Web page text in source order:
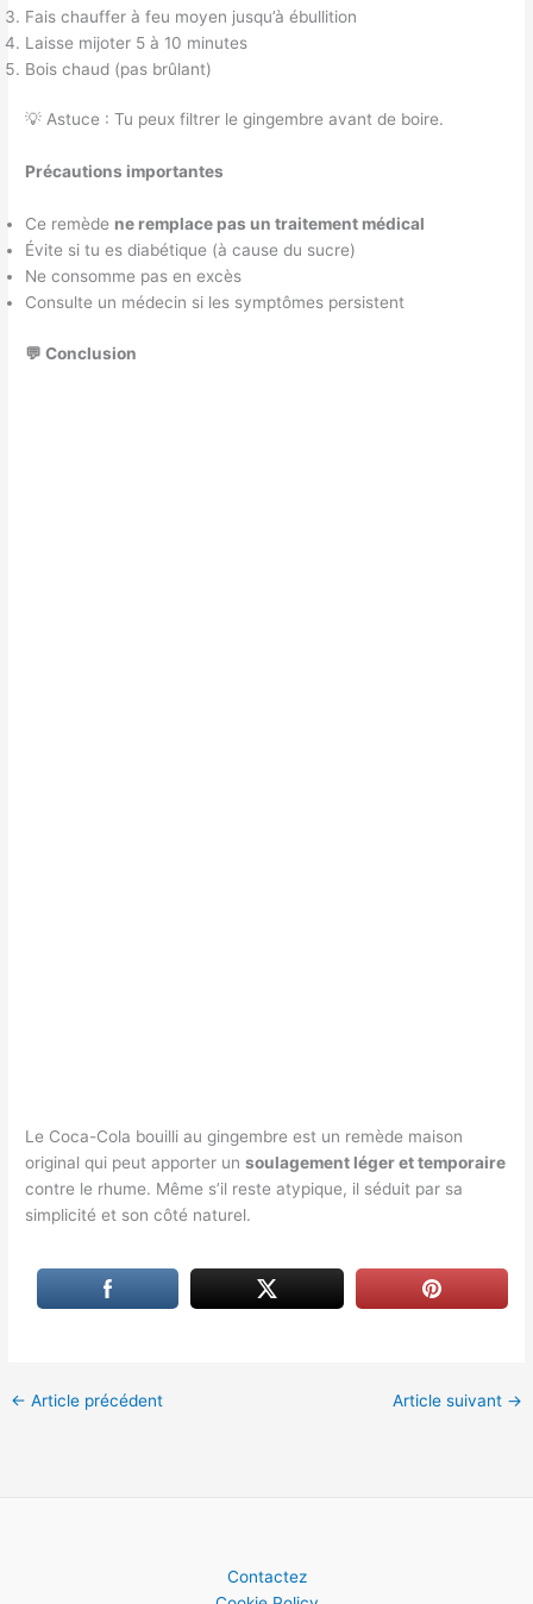
Fais chauffer à feu moyen jusqu’à ébullition
Laisse mijoter 5 à 10 minutes
Bois chaud (pas brûlant)
💡 Astuce : Tu peux filtrer le gingembre avant de boire.
Précautions importantes
Ce remède ne remplace pas un traitement médical
Évite si tu es diabétique (à cause du sucre)
Ne consomme pas en excès
Consulte un médecin si les symptômes persistent
💬 Conclusion
Le Coca-Cola bouilli au gingembre est un remède maison
original qui peut apporter unsoulagement léger et temporaire
contre le rhume. Même s’il reste atypique, il séduit par sa
simplicité et son côté naturel.
← Article précédent Article suivant →
Contactez